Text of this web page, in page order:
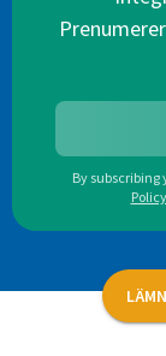
By subscribing
Policy